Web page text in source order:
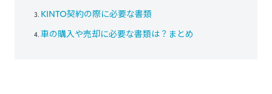
KINTO契約の際に必要な書類
車の購入や売却に必要な書類は？まとめ